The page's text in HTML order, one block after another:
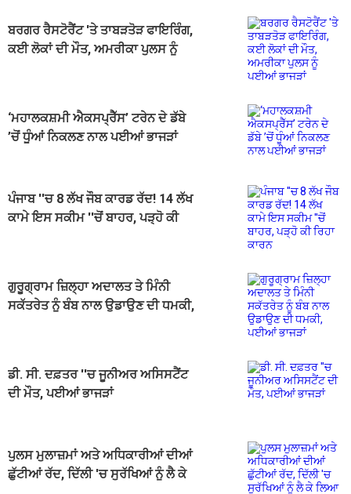
ਬਰਗਰ ਰੈਸਟੋਰੈਂਟ 'ਤੇ ਤਾਬੜਤੋੜ ਫਾਇਰਿੰਗ,
ਕਈ ਲੋਕਾਂ ਦੀ ਮੌਤ, ਅਮਰੀਕਾ ਪੁਲਸ ਨੂੰ
‘ਮਹਾਲਕਸ਼ਮੀ ਐਕਸਪ੍ਰੈੱਸ’ ਟਰੇਨ ਦੇ ਡੱਬੇ
’ਚੋਂ ਧੂੰਆਂ ਨਿਕਲਣ ਨਾਲ ਪਈਆਂ ਭਾਜੜਾਂ
ਪੰਜਾਬ ''ਚ 8 ਲੱਖ ਜੌਬ ਕਾਰਡ ਰੱਦ! 14 ਲੱਖ
ਕਾਮੇ ਇਸ ਸਕੀਮ ''ਚੋਂ ਬਾਹਰ, ਪੜ੍ਹੋ ਕੀ
ਗੁਰੂਗ੍ਰਾਮ ਜ਼ਿਲ੍ਹਾ ਅਦਾਲਤ ਤੇ ਮਿੰਨੀ
ਸਕੱਤਰੇਤ ਨੂੰ ਬੰਬ ਨਾਲ ਉਡਾਉਣ ਦੀ ਧਮਕੀ,
ਡੀ. ਸੀ. ਦਫ਼ਤਰ ''ਚ ਜੂਨੀਅਰ ਅਸਿਸਟੈਂਟ
ਦੀ ਮੌਤ, ਪਈਆਂ ਭਾਜੜਾਂ
ਪੁਲਸ ਮੁਲਾਜ਼ਮਾਂ ਅਤੇ ਅਧਿਕਾਰੀਆਂ ਦੀਆਂ
ਛੁੱਟੀਆਂ ਰੱਦ, ਦਿੱਲੀ 'ਚ ਸੁਰੱਖਿਆਂ ਨੂੰ ਲੈ ਕੇ